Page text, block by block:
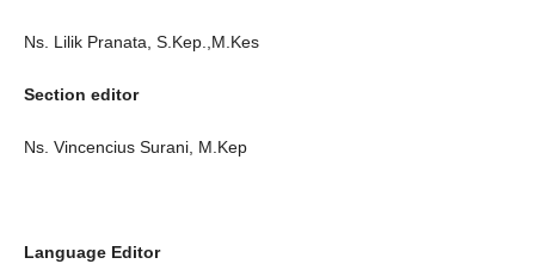
Ns. Lilik Pranata, S.Kep.,M.Kes
Section editor
Ns. Vincencius Surani, M.Kep
Language Editor